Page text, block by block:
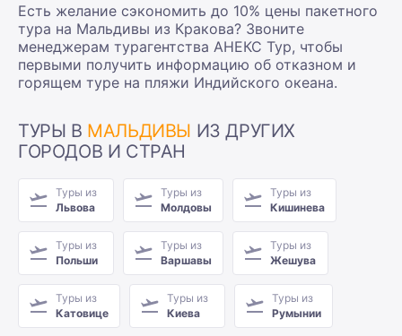
Есть желание сэкономить до 10% цены пакетного
тура на Мальдивы из Кракова? Звоните
менеджерам турагентства АНЕКС Тур, чтобы
первыми получить информацию об отказном и
горящем туре на пляжи Индийского океана.
ТУРЫ В МАЛЬДИВЫ ИЗ ДРУГИХ
ГОРОДОВ И СТРАН
Туры из
Львова
Туры из
Молдовы
Туры из
Кишинева
Туры из
Польши
Туры из
Варшавы
Туры из
Жешува
Туры из
Катовице
Туры из
Киева
Туры из
Румынии